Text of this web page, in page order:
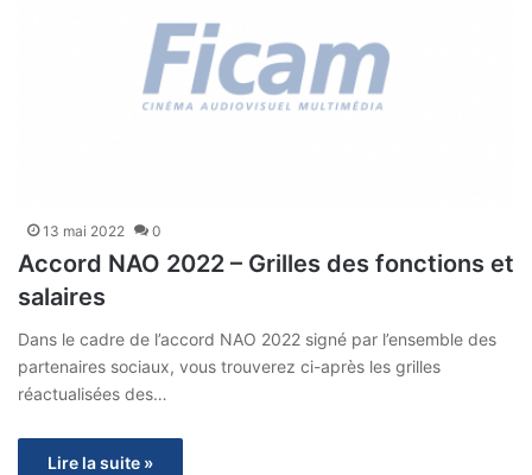
13 mai 2022 0
Accord NAO 2022 – Grilles des fonctions et
salaires
Dans le cadre de l’accord NAO 2022 signé par l’ensemble des
partenaires sociaux, vous trouverez ci-après les grilles
réactualisées des…
Lire la suite »